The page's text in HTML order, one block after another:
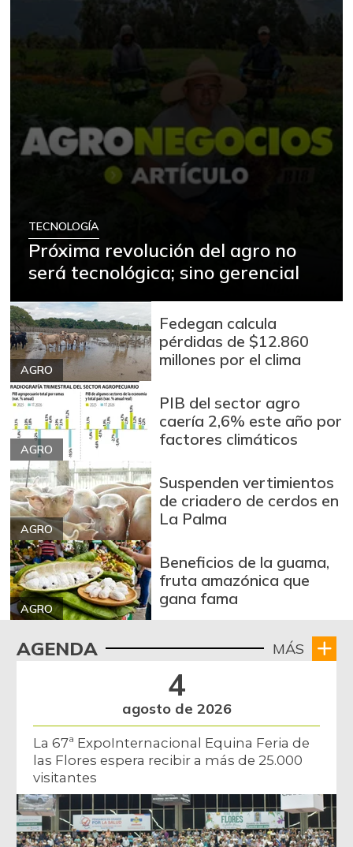
TECNOLOGÍA
Próxima revolución del agro no
será tecnológica; sino gerencial
AGRO
Fedegan calcula
pérdidas de $12.860
millones por el clima
AGRO
PIB del sector agro
caería 2,6% este año por
factores climáticos
AGRO
Suspenden vertimientos
de criadero de cerdos en
La Palma
AGRO
Beneficios de la guama,
fruta amazónica que
gana fama
AGENDA MÁS
4
agosto de 2026
La 67ª ExpoInternacional Equina Feria de
las Flores espera recibir a más de 25.000
visitantes